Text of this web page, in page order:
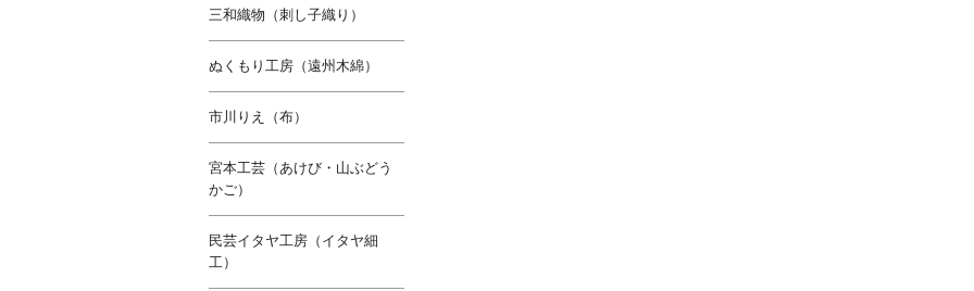
三和織物（刺し子織り）
ぬくもり工房（遠州木綿）
市川りえ（布）
宮本工芸（あけび・山ぶどう
かご）
民芸イタヤ工房（イタヤ細
工）